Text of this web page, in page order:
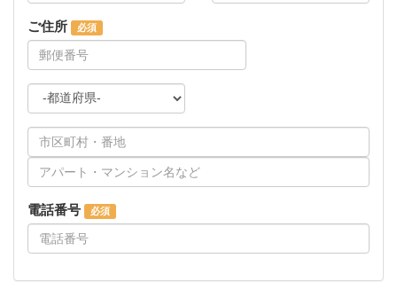
ご住所
電話番号